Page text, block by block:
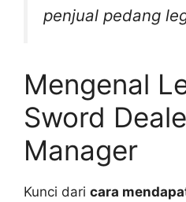
penjual pedang
Mengenal
Sword
Manager
Kunci dari cara